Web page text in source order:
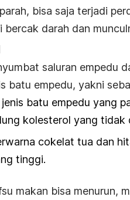
bisa saja terjadi
darah dan
saluran empedu
batu empedu, yakni
jenis batu empedu yang
kolesterol yang tidak
cokelat tua dan
tinggi.
makan bisa menurun,